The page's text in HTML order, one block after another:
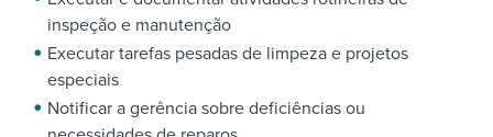
inspeção e manutenção
Executar tarefas pesadas de limpeza e projetos
especiais
Notificar a gerência sobre deficiências ou